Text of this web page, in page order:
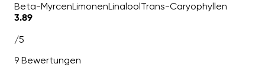
Beta-MyrcenLimonenLinaloolTrans-Caryophyllen
3.89
/5
9 Bewertungen